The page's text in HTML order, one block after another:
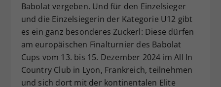
Babolat vergeben. Und für den Einzelsieger
und die Einzelsiegerin der Kategorie U12 gibt
es ein ganz besonderes Zuckerl: Diese dürfen
am europäischen Finalturnier des Babolat
Cups vom 13. bis 15. Dezember 2024 im All In
Country Club in Lyon, Frankreich, teilnehmen
und sich dort mit der kontinentalen Elite